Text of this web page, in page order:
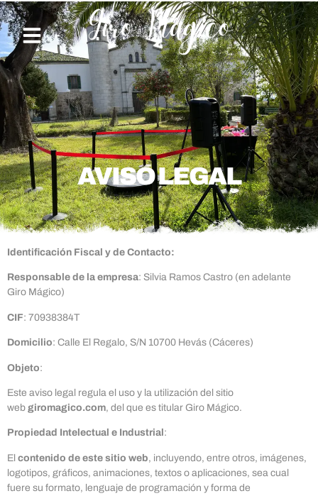
AVISO LEGAL
Identificación Fiscal y de Contacto:
Responsable de la empresa: Silvia Ramos Castro (en adelante
Giro Mágico)
CIF: 70938384T
Domicilio: Calle El Regalo, S/N 10700 Hevás (Cáceres)
Objeto:
Este aviso legal regula el uso y la utilización del sitio
web giromagico.com, del que es titular Giro Mágico.
Propiedad Intelectual e Industrial :
El contenido de este sitio web, incluyendo, entre otros, imágenes,
logotipos, gráficos, animaciones, textos o aplicaciones, sea cual
fuere su formato, lenguaje de programación y forma de